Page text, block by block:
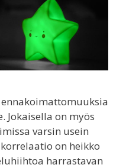
Jokaisella on myös
varsin usein
on heikko
harrastavan